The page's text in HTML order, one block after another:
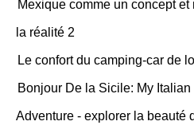
Mexique comme un concept
la réalité 2
Le confort du camping-car de
Bonjour De la Sicile: My
Adventure - explorer la beauté